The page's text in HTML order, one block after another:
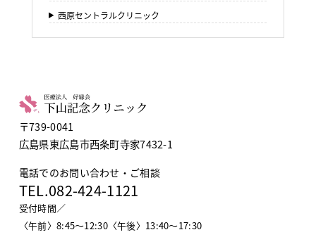
西原セントラルクリニック
〒739-0041
広島県東広島市西条町寺家7432-1
電話でのお問い合わせ・ご相談
TEL.082-424-1121
受付時間／
〈午前〉8:45～12:30〈午後〉13:40～17:30